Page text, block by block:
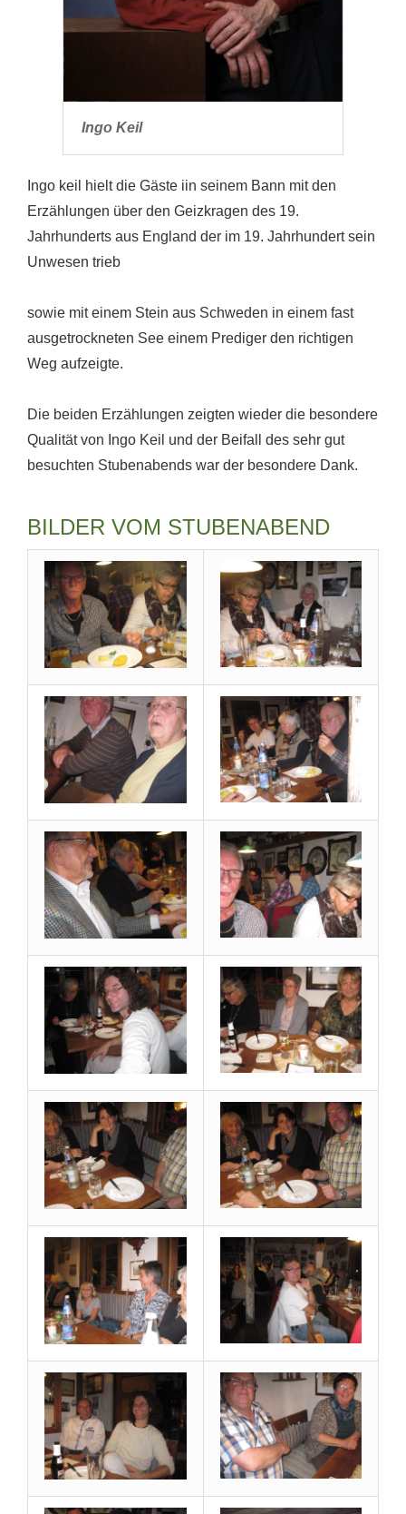
Ingo Keil
Ingo keil hielt die Gäste iin seinem Bann mit den
Erzählungen über den Geizkragen des 19.
Jahrhunderts aus England der im 19. Jahrhundert sein
Unwesen trieb
sowie mit einem Stein aus Schweden in einem fast
ausgetrockneten See einem Prediger den richtigen
Weg aufzeigte.
Die beiden Erzählungen zeigten wieder die besondere
Qualität von Ingo Keil und der Beifall des sehr gut
besuchten Stubenabends war der besondere Dank.
BILDER VOM STUBENABEND